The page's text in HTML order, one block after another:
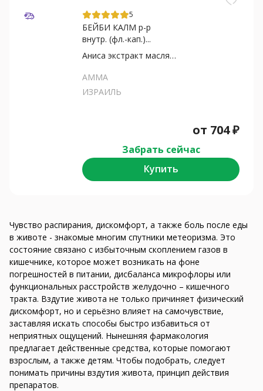
5
БЕЙБИ КАЛМ р-р
внутр. (фл.-кап.)...
Аниса экстракт масляный+Мяты...
АММА
ИЗРАИЛЬ
от 704₽
Забрать сейчас
Купить
Чувство распирания, дискомфорт, а также боль после еды
в животе - знакомые многим спутники метеоризма. Это
состояние связано с избыточным скоплением газов в
кишечнике, которое может возникать на фоне
погрешностей в питании, дисбаланса микрофлоры или
функциональных расстройств желудочно – кишечного
тракта. Вздутие живота не только причиняет физический
дискомфорт, но и серьёзно влияет на самочувствие,
заставляя искать способы быстро избавиться от
неприятных ощущений. Нынешняя фармакология
предлагает действенные средства, которые помогают
взрослым, а также детям. Чтобы подобрать, следует
понимать причины вздутия живота, принцип действия
препаратов.